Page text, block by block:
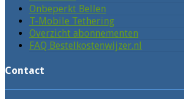
Onbeperkt Bellen
T-Mobile Tethering
Overzicht abonnementen
FAQ Bestelkostenwijzer.nl
Contact